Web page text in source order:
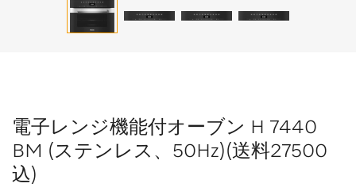
電子レンジ機能付オーブン H 7440
BM (ステンレス、50Hz)(送料27500
込)